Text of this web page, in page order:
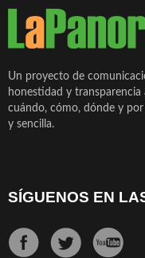
Un proyecto de
honestidad y
cuándo, cómo, dónde y
y sencilla.
SÍGUENOS EN